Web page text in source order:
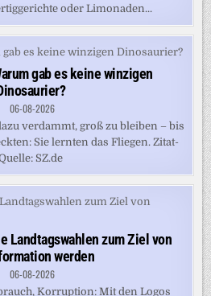
oder Limonaden...
gab es keine winzigen
06-08-2026
verdammt, groß zu bleiben – bis
Sie lernten das Fliegen. Zitat-
SZ.de
Landtagswahlen zum Ziel von
werden
06-08-2026
Korruption: Mit den Logos